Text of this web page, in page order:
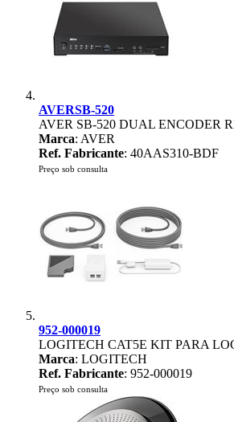
AVERSB-520
AVER SB-520 DUAL ENCODER
Marca: AVER
Ref. Fabricante: 40AAS310-BDF
Preço sob consulta
952-000019
LOGITECH CAT5E KIT PARA
Marca: LOGITECH
Ref. Fabricante: 952-000019
Preço sob consulta